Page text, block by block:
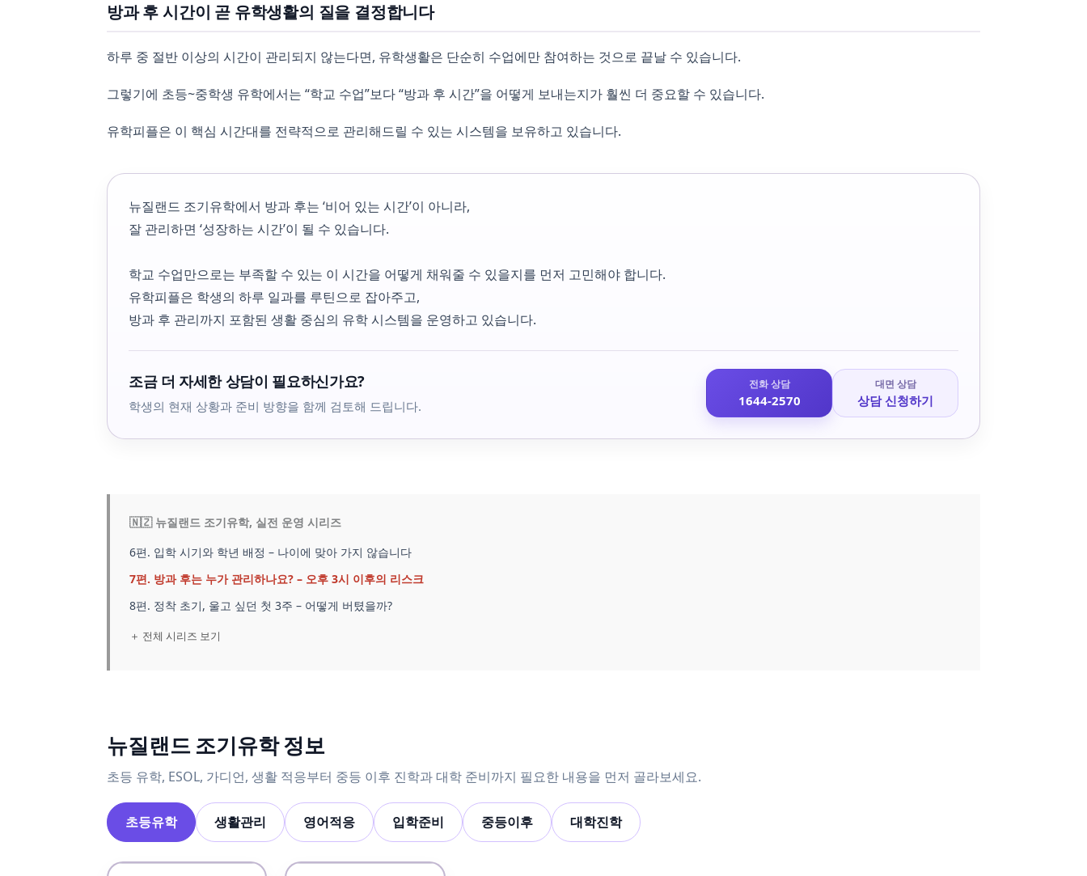
방과 후 시간이 곧 유학생활의 질을 결정합니다
하루 중 절반 이상의 시간이 관리되지 않는다면, 유학생활은 단순히 수업에만 참여하는 것으로 끝날 수 있습니다.
그렇기에 초등~중학생 유학에서는 “학교 수업”보다 “방과 후 시간”을 어떻게 보내는지가 훨씬 더 중요할 수 있습니다.
유학피플은 이 핵심 시간대를 전략적으로 관리해드릴 수 있는 시스템을 보유하고 있습니다.
뉴질랜드 조기유학에서 방과 후는 ‘비어 있는 시간’이 아니라,
잘 관리하면 ‘성장하는 시간’이 될 수 있습니다.
학교 수업만으로는 부족할 수 있는 이 시간을 어떻게 채워줄 수 있을지를 먼저 고민해야 합니다.
유학피플은 학생의 하루 일과를 루틴으로 잡아주고,
방과 후 관리까지 포함된 생활 중심의 유학 시스템을 운영하고 있습니다.
조금 더 자세한 상담이 필요하신가요?
학생의 현재 상황과 준비 방향을 함께 검토해 드립니다.
전화 상담
1644-2570
대면 상담
상담 신청하기
🇳🇿 뉴질랜드 조기유학, 실전 운영 시리즈
6편. 입학 시기와 학년 배정 – 나이에 맞아 가지 않습니다
7편. 방과 후는 누가 관리하나요? – 오후 3시 이후의 리스크
8편. 정착 초기, 울고 싶던 첫 3주 – 어떻게 버텼을까?
＋ 전체 시리즈 보기
뉴질랜드 조기유학 정보
초등 유학, ESOL, 가디언, 생활 적응부터 중등 이후 진학과 대학 준비까지 필요한 내용을 먼저 골라보세요.
초등유학 생활관리 영어적응 입학준비 중등이후 대학진학